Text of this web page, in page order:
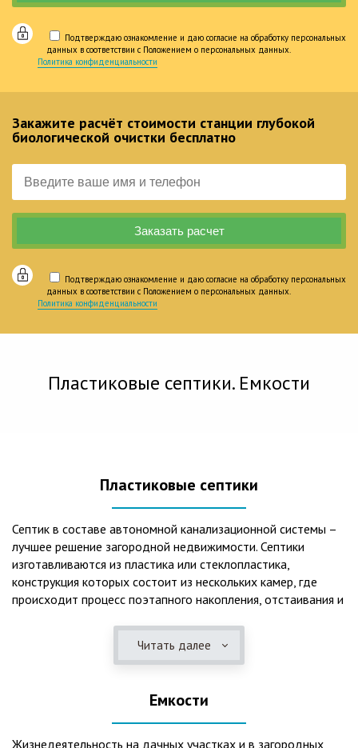
Подтверждаю ознакомление и даю согласие на обработку персональных
данных в соответствии с Положением о персональных данных.
Политика конфиденциальности
Закажите расчёт стоимости станции глубокой
биологической очистки бесплатно
Подтверждаю ознакомление и даю согласие на обработку персональных
данных в соответствии с Положением о персональных данных.
Политика конфиденциальности
Пластиковые септики. Емкости
Пластиковые септики
Септик в составе автономной канализационной системы –
лучшее решение загородной недвижимости. Септики
изготавливаются из пластика или стеклопластика,
конструкция которых состоит из нескольких камер, где
происходит процесс поэтапного накопления, отстаивания и
длительный срок службы, так как не подвержены коррозии.
2. Обладают высокой прочностью – способны
состоянии. 3. Могут эксплуатироваться в любом регионе
России при любых низких температурах. 4. Полностью
герметичны, что дает гарантию по полной безопасности
Читать далее
Емкости
Жизнедеятельность на дачных участках и в загородных